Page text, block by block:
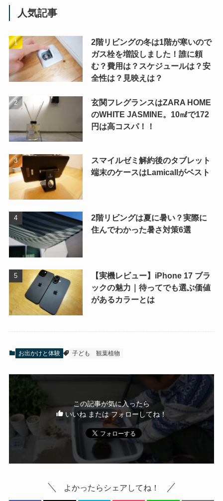
人気記事
2階リビングの冬は1階が寒いので
ガス栓を増設しました！誰に頼
む？費用は？スケジュールは？安
全性は？見映えは？
玄関フレグランスはZARA HOME
のWHITE JASMINE。10㎖で172
円は高コスパ！！
スマイルゼミ解約後のタブレット
端末のケースはLamicallがベスト
2階リビングは夏に暑い？実際に
住んでわかった暑さ対策6選
【実機レビュー】iPhone 17 ブラ
ックの魅力｜待ってでも選ぶ価値
があるカラーとは
お出かけと体験 子ども 観葉植物
この記事が気に入ったら
いいね または フォローしてね！
よかったらシェアしてね！